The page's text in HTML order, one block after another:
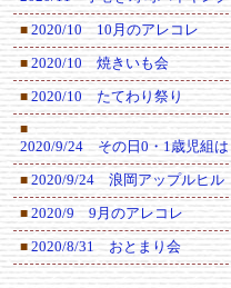
■ 2020/10 10月のアレコレ
■ 2020/10 焼きいも会
■ 2020/10 たてわり祭り
■
2020/9/24 その日0・1歳児組は
■ 2020/9/24 浪岡アップルヒル
■ 2020/9 9月のアレコレ
■ 2020/8/31 おとまり会